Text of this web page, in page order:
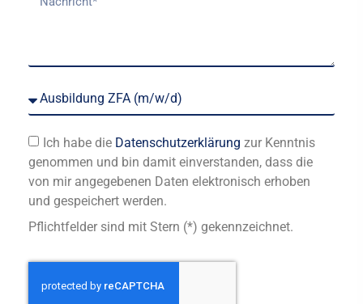
Ich habe die Datenschutzerklärung zur Kenntnis
genommen und bin damit einverstanden, dass die
von mir angegebenen Daten elektronisch erhoben
und gespeichert werden.
Pflichtfelder sind mit Stern (*) gekennzeichnet.